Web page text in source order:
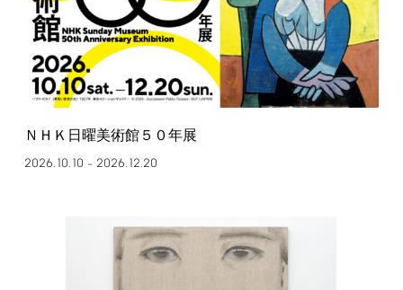
ＮＨＫ日曜美術館５０年展
2026.10.10 – 2026.12.20